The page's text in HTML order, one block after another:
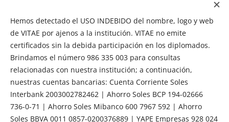
Sede Santa Anita · Ate · El Agustino | Avenida Nicolás Ayllón
2941 El Agustino, Lima | Centro Empresarial Céntrica
VITAE ESCUELA DE ESPECIALIZACIÓN EJECUTIVA RUC 20602114130 |
INDECOPI PROPIEDAD INTELECTUAL 00130931 | CÁMARA DE COMERCIO
CCL 00052 894.1
Hemos detectado el USO INDEBIDO del nombre, logo y web
de VITAE por ajenos a la institución. VITAE no emite
certificados sin la debida participación en los diplomados.
Brindamos el número 986 335 003 para consultas
relacionadas con nuestra institución; a continuación,
nuestras cuentas bancarias: Cuenta Corriente Soles
Interbank 2003002782462 | Ahorro Soles BCP 194-02666
736-0-71 | Ahorro Soles Mibanco 600 7967 592 | Ahorro
Soles BBVA 0011 0857-0200376889 | YAPE Empresas 928 024